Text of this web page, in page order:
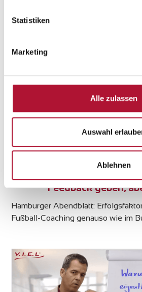
Statistiken
Marketing
Alle zulassen
Auswahl
Ablehnen
Motivations-Coaching
Feedback geben,
Hamburger Abendblatt:
Fußball-Coaching genauso wie im